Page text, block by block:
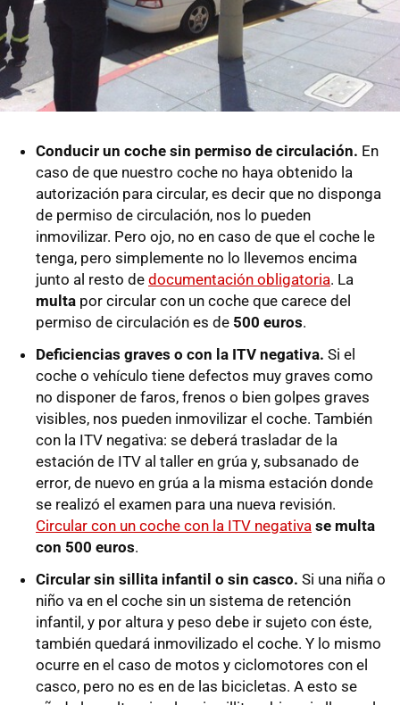
Conducir un coche sin permiso de circulación. En
caso de que nuestro coche no haya obtenido la
autorización para circular, es decir que no disponga
de permiso de circulación, nos lo pueden
inmovilizar. Pero ojo, no en caso de que el coche le
tenga, pero simplemente no lo llevemos encima
junto al resto de documentación obligatoria. La
multa por circular con un coche que carece del
permiso de circulación es de 500 euros.
Deficiencias graves o con la ITV negativa. Si el
coche o vehículo tiene defectos muy graves como
no disponer de faros, frenos o bien golpes graves
visibles, nos pueden inmovilizar el coche. También
con la ITV negativa: se deberá trasladar de la
estación de ITV al taller en grúa y, subsanado de
error, de nuevo en grúa a la misma estación donde
se realizó el examen para una nueva revisión.
Circular con un coche con la ITV negativa se multa
con 500 euros.
Circular sin sillita infantil o sin casco. Si una niña o
niño va en el coche sin un sistema de retención
infantil, y por altura y peso debe ir sujeto con éste,
también quedará inmovilizado el coche. Y lo mismo
ocurre en el caso de motos y ciclomotores con el
casco, pero no es en de las bicicletas. A esto se